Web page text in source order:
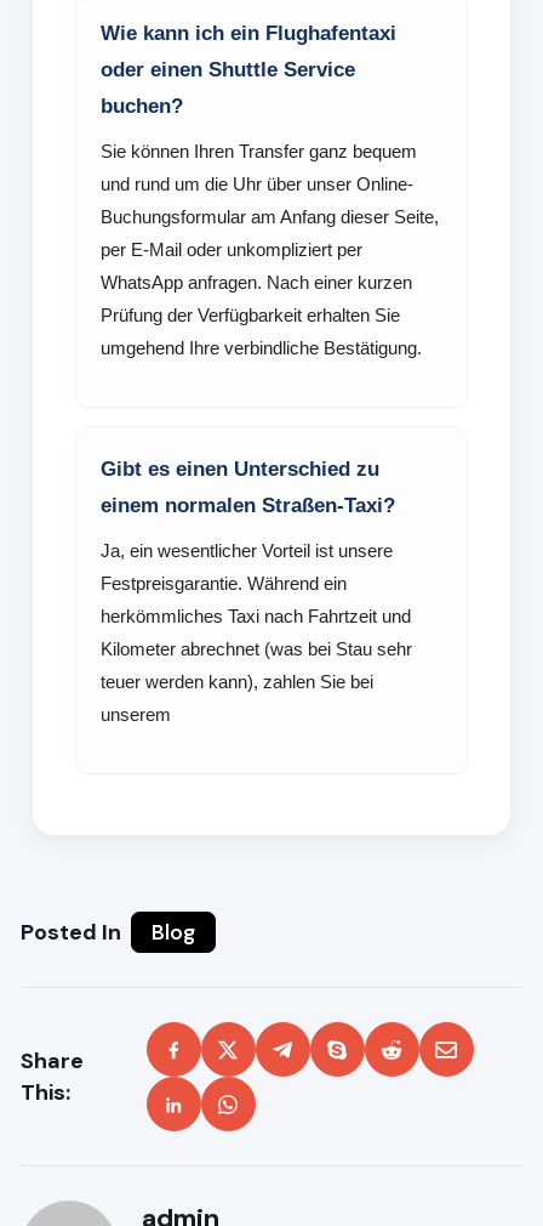
Wie kann ich ein Flughafentaxi
oder einen Shuttle Service
buchen?
Sie können Ihren Transfer ganz bequem
und rund um die Uhr über unser Online-
Buchungsformular am Anfang dieser Seite,
per E-Mail oder unkompliziert per
WhatsApp anfragen. Nach einer kurzen
Prüfung der Verfügbarkeit erhalten Sie
umgehend Ihre verbindliche Bestätigung.
Gibt es einen Unterschied zu
einem normalen Straßen-Taxi?
Ja, ein wesentlicher Vorteil ist unsere
Festpreisgarantie. Während ein
herkömmliches Taxi nach Fahrtzeit und
Kilometer abrechnet (was bei Stau sehr
teuer werden kann), zahlen Sie bei
unserem
Posted In Blog
Share
This:
admin